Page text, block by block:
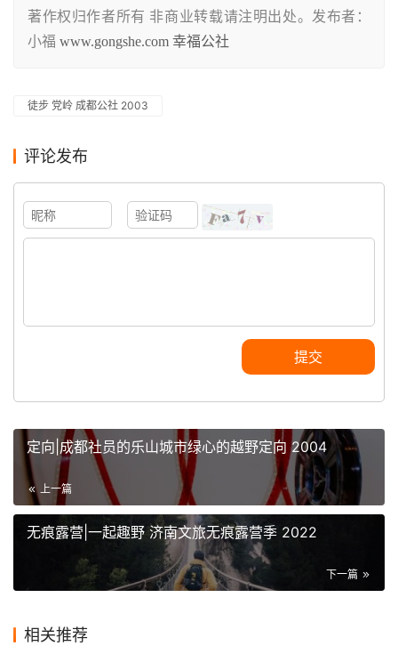
著作权归作者所有 非商业转载请注明出处。发布者：
小福 www.gongshe.com 幸福公社
徒步 党岭 成都公社 2003
评论发布
提交
定向|成都社员的乐山城市绿心的越野定向 2004
上一篇
无痕露营|一起趣野 济南文旅无痕露营季 2022
下一篇
相关推荐